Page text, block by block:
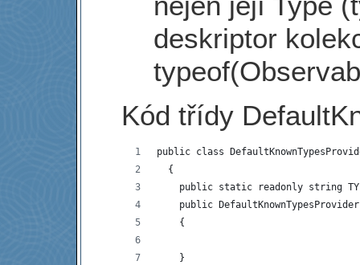
deskriptor
Kód třídy
public class
  {
public static readonly string
public
    {
    }